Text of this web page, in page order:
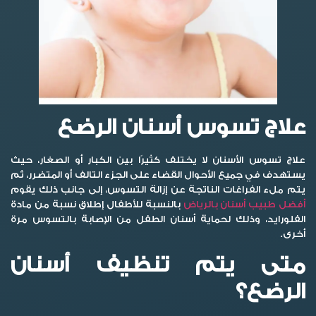
علاج تسوس أسنان الرضع
علاج تسوس الأسنان لا يختلف كثيرًا بين الكبار أو الصغار، حيث
يستهدف في جميع الأحوال القضاء على الجزء التالف أو المتضرر، ثم
يتم ملء الفراغات الناتجة عن إزالة التسوس، إلى جانب ذلك يقوم
أفضل طبيب أسنان بالرياض بالنسبة للأطفال إطلاق نسبة من مادة
الفلورايد، وذلك لحماية أسنان الطفل من الإصابة بالتسوس مرة
أخرى.
متى يتم تنظيف أسنان
الرضع؟